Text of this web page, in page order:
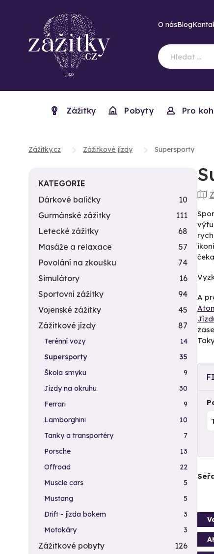
O násBlog
Zážitky Pobyty Pro
Zážitky.cz Zážitkové jízdy Supersporty
A
KATEGORIE
Dárkové balíčky
10
Gurmánské zážitky
111
Letecké zážitky
68
Masáže a relaxace
57
Povolání na zkoušku
74
Simulátory
16
Sportovní zážitky
94
Vojenské zážitky
45
Zážitkové jízdy
87
Terénní vozy
14
Supersporty
35
Škola smyku
9
Jízdy na okruhu
30
Ferrari
9
Lamborghini
10
Tanky a transportéry
7
Porsche
13
Offroad
22
Muscle cars
5
Mustang
5
Drift - jízda bokem
3
Motokáry
3
Zážitkové pobyty
126